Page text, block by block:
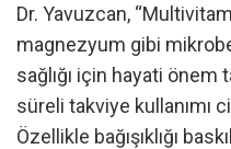
Dr. Yavuzcan,
magnezyum gibi
sağlığı için hayati önem
süreli takviye kullanımı
Özellikle bağışıklığı